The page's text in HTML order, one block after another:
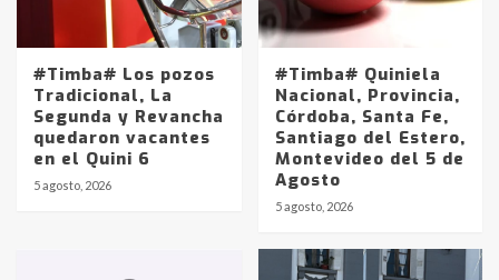
#Timba# Los pozos
Tradicional, La
Segunda y Revancha
quedaron vacantes
en el Quini 6
5 agosto, 2026
#Timba# Quiniela
Nacional, Provincia,
Córdoba, Santa Fe,
Santiago del Estero,
Montevideo del 5 de
Agosto
5 agosto, 2026
Identidad de los adolescentes
pampeanos que fueron
en la mañana del lunes